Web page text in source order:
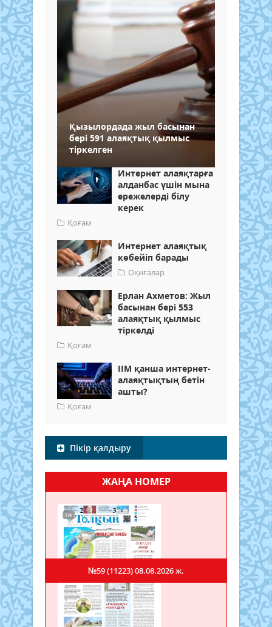
Қызылордада жыл басынан
бері 591 алаяқтық қылмыс
тіркелген
Интернет алаяқтарға
алданбас үшін мына
ережелерді білу
керек
Қоғам
Интернет алаяқтық
көбейіп барады
Оқиғалар
Ерлан Ахметов: Жыл
басынан бері 553
алаяқтық қылмыс
тіркелді
Қоғам
ІІМ қанша интернет-
алаяқтықтың бетін
ашты?
Қоғам
Пікір қалдыру
ЖАҢА НОМЕР
№59 (11223)08.08.2026 ж.